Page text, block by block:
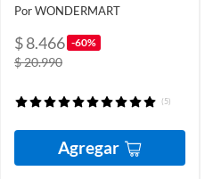
Por WONDERMART
$ 8.466 -60%
$ 20.990
(5)
Agregar